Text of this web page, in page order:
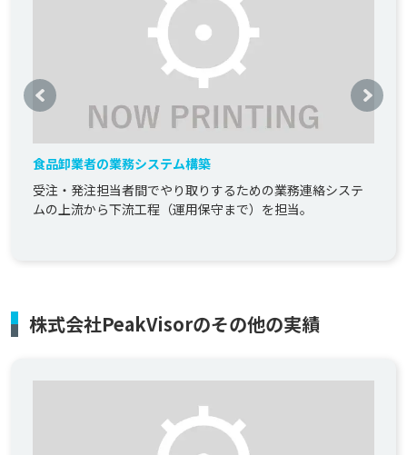
食品卸業者の業務システム構築
受注・発注担当者間でやり取りするための業務連絡システ
ムの上流から下流工程（運用保守まで）を担当。
株式会社PeakVisorのその他の実績